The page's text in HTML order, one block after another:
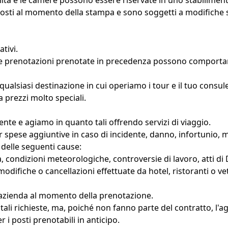
al momento della stampa e sono soggetti a modifiche
prenotazioni prenotate in precedenza possono
destinazione in cui operiamo i tour e il tuo
molto speciali.
e agiamo in quanto tali offrendo servizi di viaggio.
aggiuntive in caso di incidente, danno,
seguenti cause:
meteorologiche, controversie di lavoro, atti di
o cancellazioni effettuate da hotel, ristoranti o
al momento della prenotazione.
richieste, ma, poiché non fanno parte del contratto,
i posti prenotabili in anticipo.